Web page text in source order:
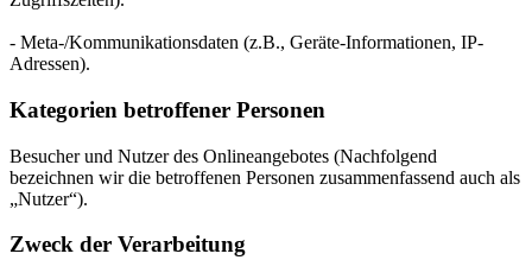
- Meta-/Kommunikationsdaten (z.B., Geräte-Informationen, IP-
Adressen).
Kategorien betroffener Personen
Besucher und Nutzer des Onlineangebotes (Nachfolgend
bezeichnen wir die betroffenen Personen zusammenfassend auch als
„Nutzer“).
Zweck der Verarbeitung